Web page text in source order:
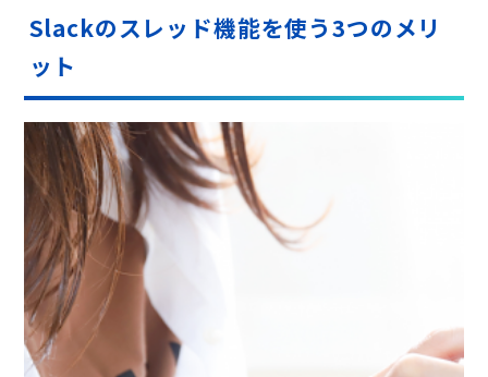
Slackのスレッド機能を使う3つのメリ
ット